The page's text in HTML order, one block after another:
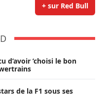
+ sur Red Bull
d’avoir ’choisi le bon
de la F1 sous ses